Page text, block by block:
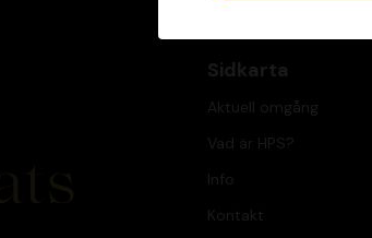
Sidkarta
Aktuell omgång
Vad är HPS?
Info
Kontakt